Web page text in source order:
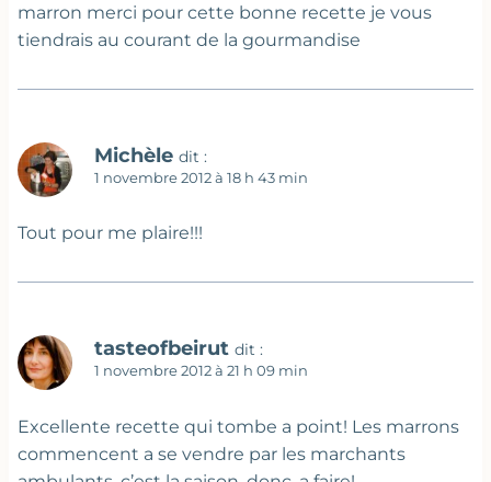
marron merci pour cette bonne recette je vous
tiendrais au courant de la gourmandise
Michèle dit :
1 novembre 2012 à 18 h 43 min
Tout pour me plaire!!!
tasteofbeirut dit :
1 novembre 2012 à 21 h 09 min
Excellente recette qui tombe a point! Les marrons
commencent a se vendre par les marchants